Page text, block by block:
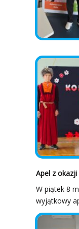
Apel z
W piątek 8
wyjątkowy